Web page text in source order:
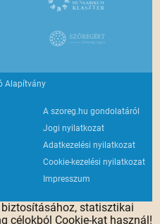
Alapítvány
A szoreg.hu gondolatáról
Jogi nyilatkozat
Adatkezelési nyilatkozat
Cookie-kezelési nyilatkozat
Impresszum
statisztikai
célokból Cookie-kat használ!